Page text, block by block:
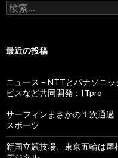
検
索
最近の投稿
ニュース – NTTとパナソニ
ビスなど共同開発：ITpro
サーフィンまさかの１次通
スポーツ
新国立競技場、東京五輪は